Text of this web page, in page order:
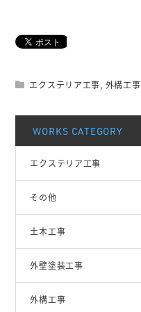
エクステリア工事, 外構工事
WORKS CATEGORY
エクステリア工事
その他
土木工事
外壁塗装工事
外構工事